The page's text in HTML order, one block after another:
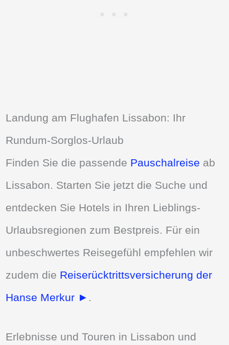
Landung am Flughafen Lissabon: Ihr
Rundum-Sorglos-Urlaub
Finden Sie die passende Pauschalreise ab
Lissabon. Starten Sie jetzt die Suche und
entdecken Sie Hotels in Ihren Lieblings-
Urlaubsregionen zum Bestpreis. Für ein
unbeschwertes Reisegefühl empfehlen wir
zudem die Reiserücktrittsversicherung der
Hanse Merkur ► .
Erlebnisse und Touren in Lissabon und